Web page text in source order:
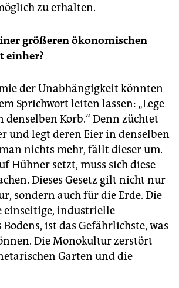
zu erhalten.
größeren ökonomischen
einher?
der Unabhängigkeit könnten
Sprichwort leiten lassen: „Lege
Korb.“ Denn züchtet
und legt deren Eier in denselben
nichts mehr, fällt dieser um.
Hühner setzt, muss sich diese
Dieses Gesetz gilt nicht nur
sondern auch für die Erde. Die
einseitige, industrielle
ist das Gefährlichste, was
Die Monokultur zerstört
Garten und die